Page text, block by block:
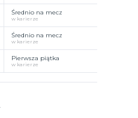
Średnio na mecz
w karierze
Średnio na mecz
w karierze
Pierwsza piątka
w karierze